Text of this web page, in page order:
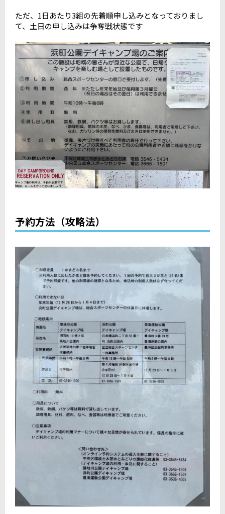
ただ、1日あたり3組の先着順申し込みとなっておりまし
て、土日の申し込みは争奪戦状態です
予約方法（攻略法）